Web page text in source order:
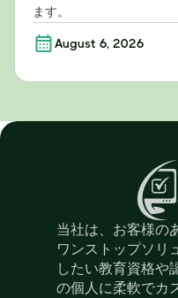
ます。
August 6, 2026
当社は、お客様の
ワンストップソリ
したい教育資格や
の個人に柔軟でカ